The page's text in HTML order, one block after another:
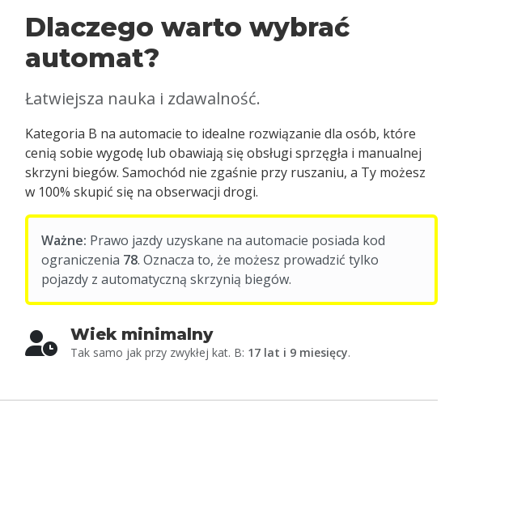
Dlaczego warto wybrać
automat?
Łatwiejsza nauka i zdawalność.
Kategoria B na automacie to idealne rozwiązanie dla osób, które
cenią sobie wygodę lub obawiają się obsługi sprzęgła i manualnej
skrzyni biegów. Samochód nie zgaśnie przy ruszaniu, a Ty możesz
w 100% skupić się na obserwacji drogi.
Ważne: Prawo jazdy uzyskane na automacie posiada kod
ograniczenia 78. Oznacza to, że możesz prowadzić tylko
pojazdy z automatyczną skrzynią biegów.
Wiek minimalny
Tak samo jak przy zwykłej kat. B: 17 lat i 9 miesięcy.